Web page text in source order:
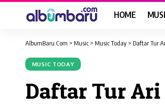
HOME
AlbumBaru.Com > Music > Music Today > Daftar Tur
MUSIC TODAY
Daftar Tur Ari